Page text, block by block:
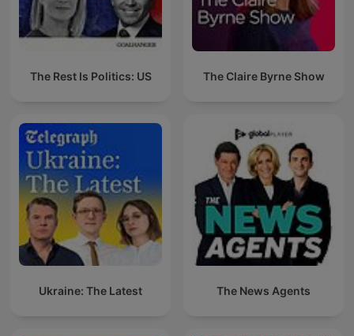
The Rest Is Politics: US The Claire Byrne Show
Ukraine: The Latest The News Agents